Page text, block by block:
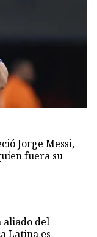
Jorge Messi,
fuera su
aliado del
Latina es